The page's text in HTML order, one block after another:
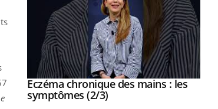
Youtube
Eczéma chronique des mains : les
symptômes (2/3)Youtube